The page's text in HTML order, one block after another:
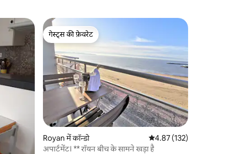
गेस्ट्स की फ़ेवरेट
गेस्ट्स की फ़ेवरेट
Royan में कॉन्डो औसत रेटिंग 5 में से 4.87,
4.87 (132)
अपार्टमेंट। ** रॉयन बीच के सामने खड़ा है